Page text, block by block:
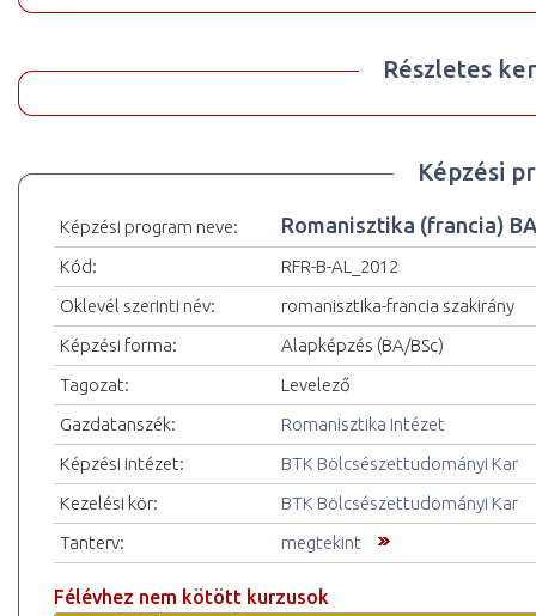
Részletes
Képzési
Képzési program neve: Romanisztika (francia)
Kód:
RFR-B-AL_2012
Oklevél szerinti név:
romanisztika-francia szakirány
Képzési forma:
Alapképzés (BA/BSc)
Tagozat:
Levelező
Gazdatanszék:
Romanisztika Intézet
Képzési intézet:
BTK Bölcsészettudományi Kar
Kezelési kör:
BTK Bölcsészettudományi Kar
Tanterv:
megtekint
Félévhez nem kötött kurzusok